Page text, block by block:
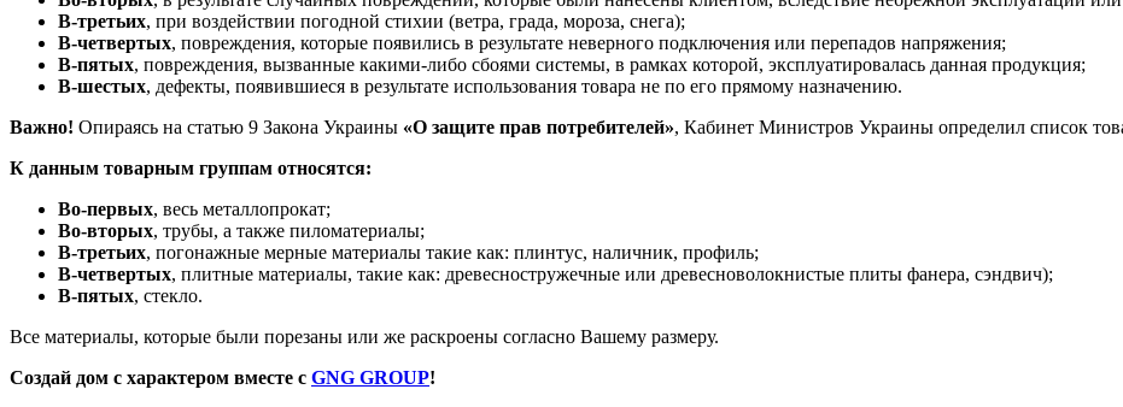
В-третьих, при воздействии погодной стихии (ветра, града, мороза, снега);
В-четвертых, повреждения, которые появились в результате неверного подключения или перепадов напряжения;
В-пятых, повреждения, вызванные какими-либо сбоями системы, в рамках которой, эксплуатировалась данная продукция;
В-шестых, дефекты, появившиеся в результате использования товара не по его прямому назначению.
Важно! Опираясь на статью 9 Закона Украины «О защите прав потребителей», Кабинет Министров Украины определил список
К данным товарным группам относятся:
Во-первых, весь металлопрокат;
Во-вторых, трубы, а также пиломатериалы;
В-третьих, погонажные мерные материалы такие как: плинтус, наличник, профиль;
В-четвертых, плитные материалы, такие как: древесностружечные или древесноволокнистые плиты фанера, сэндвич);
В-пятых, стекло.
Все материалы, которые были порезаны или же раскроены согласно Вашему размеру.
Создай дом с характером вместе с GNG GROUP!